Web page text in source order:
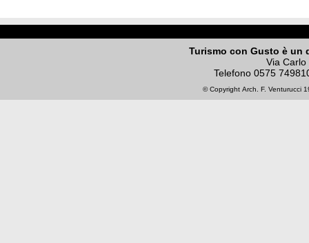
Turismo con Gusto è un
Via
Telefono 0575
© Copyright Arch. F. Venturucci